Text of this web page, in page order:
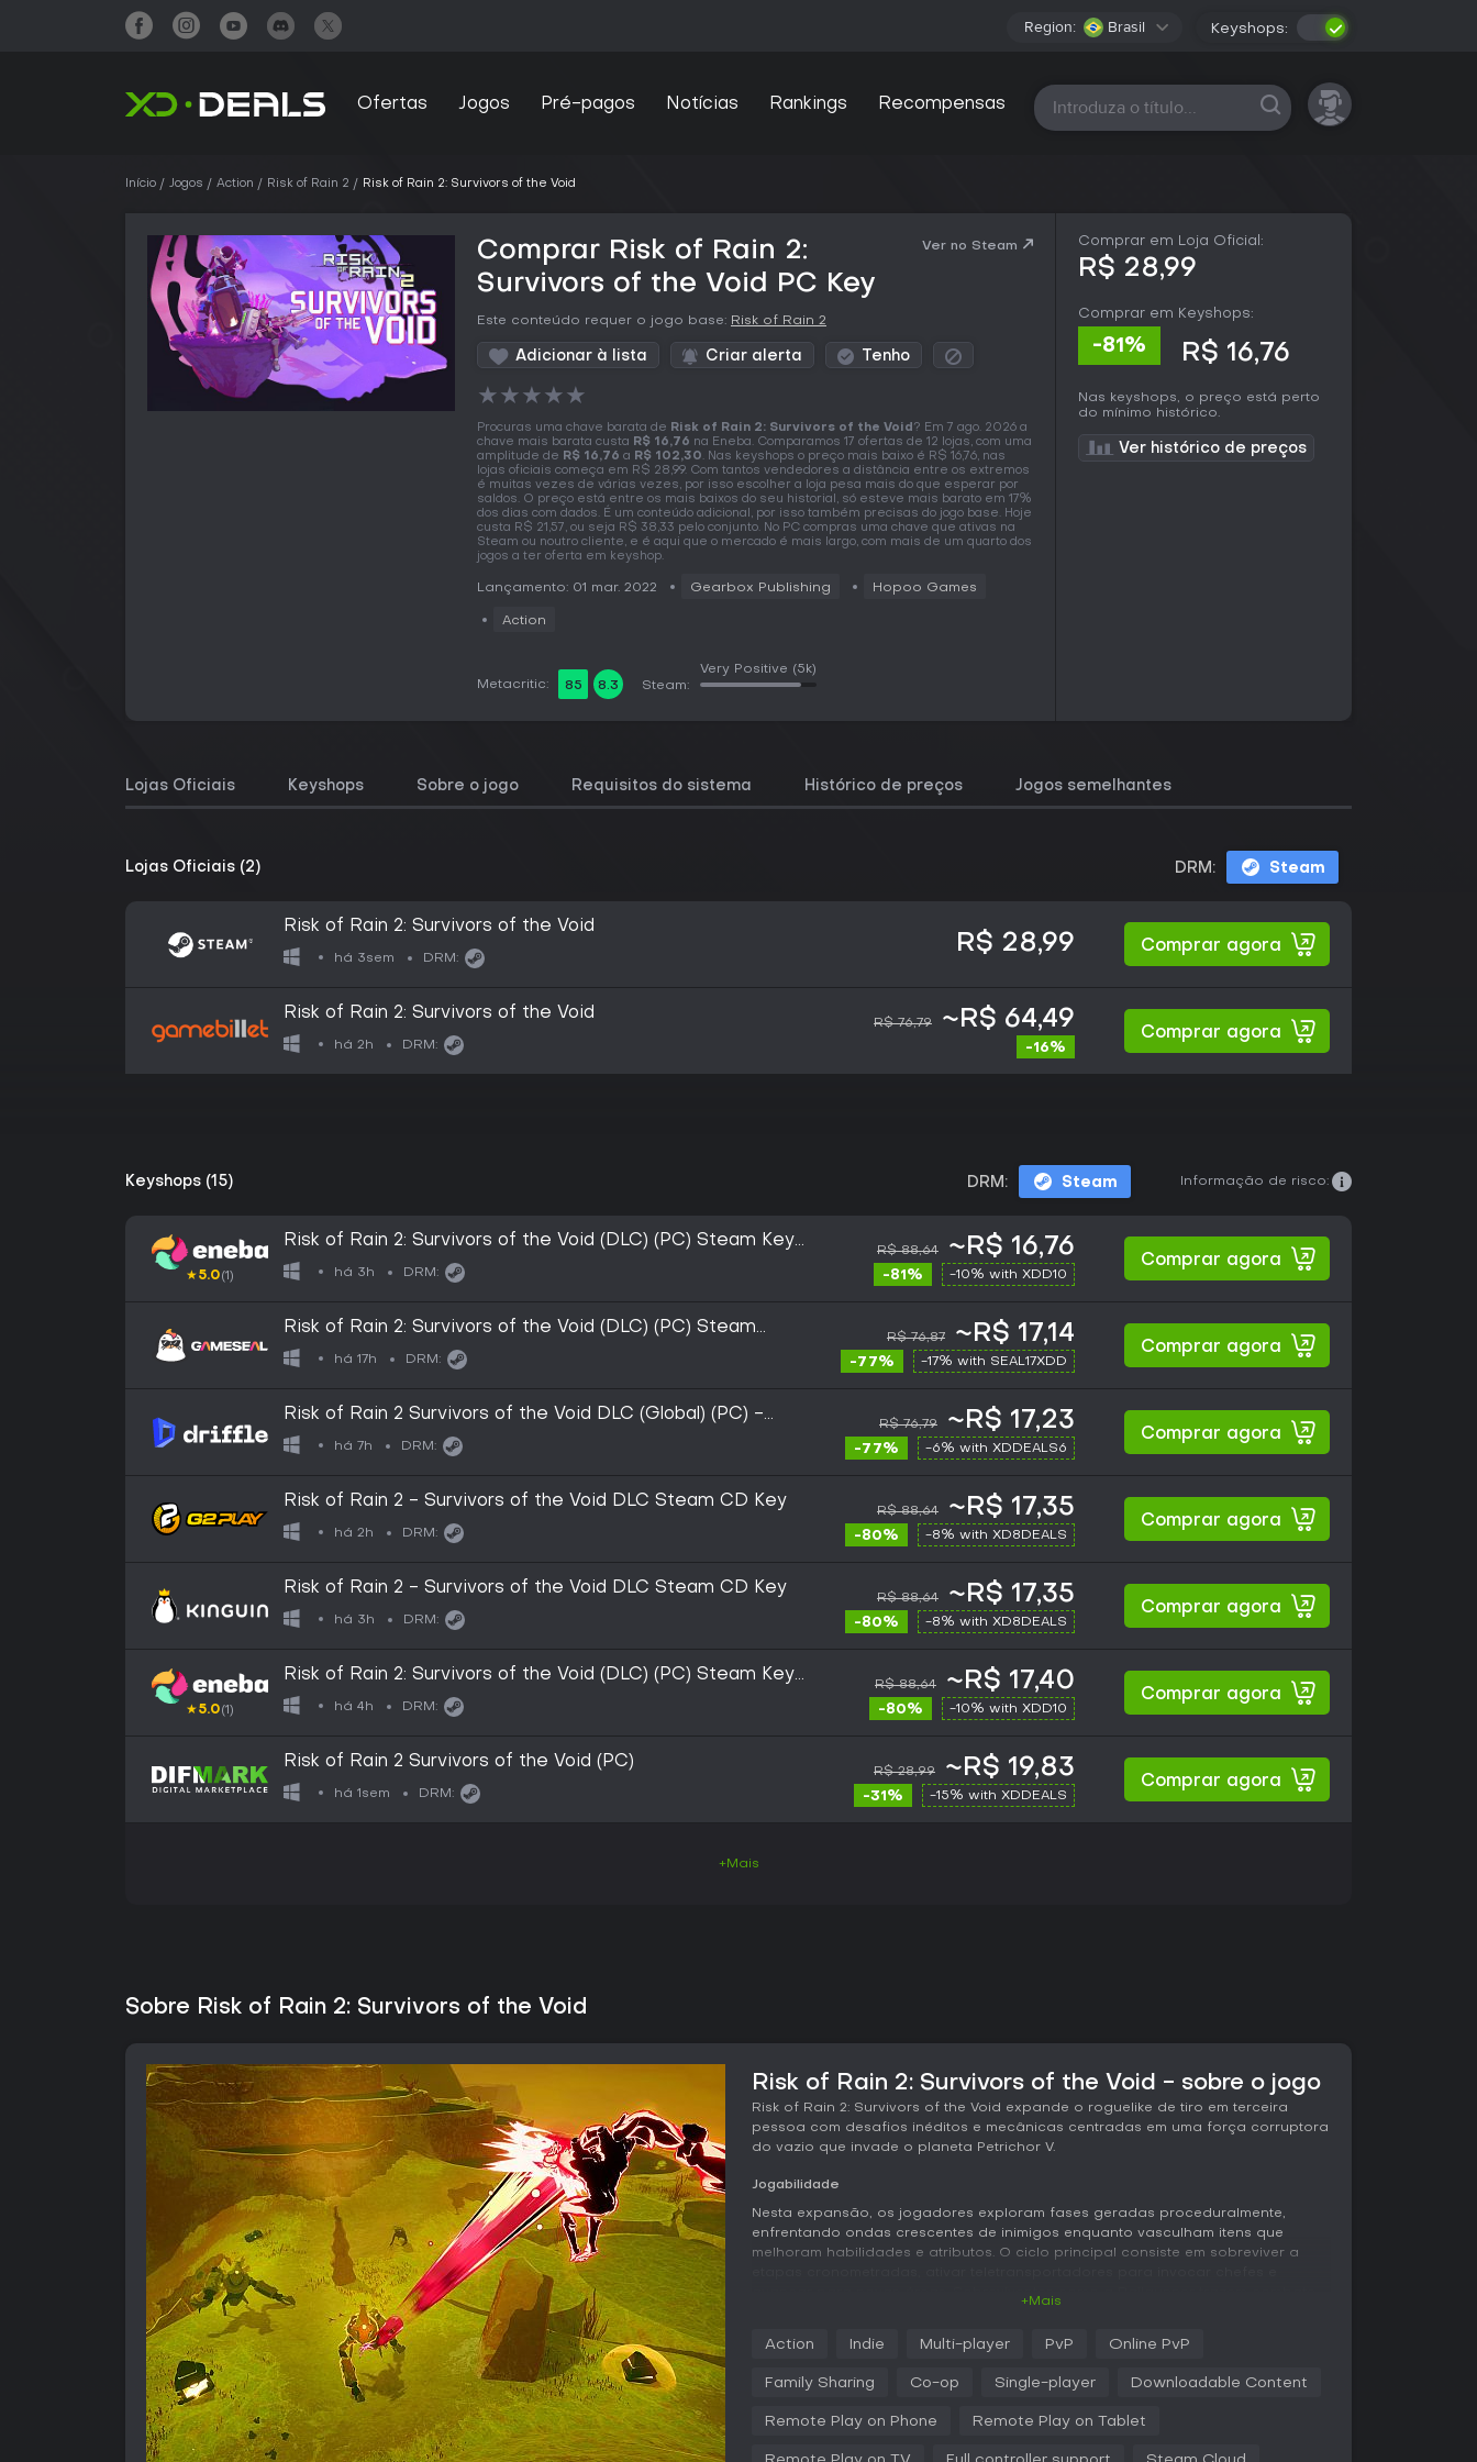
Region: Brasil Keyshops:
Ofertas Jogos Pré-pagos Notícias Rankings Recompensas Todas as plataformas
Início Jogos Action Risk of Rain 2 Risk of Rain 2: Survivors of the Void
Comprar Risk of Rain 2:
Survivors of the Void PC Key
Ver no Steam
Este conteúdo requer o jogo base: Risk of Rain 2
Adicionar à lista Criar alerta Tenho
★★★★★
Procuras uma chave barata de Risk of Rain 2: Survivors of the Void ? Em 7 ago. 2026 a
chave mais barata custa R$ 16,76 na Eneba. Comparamos 17 ofertas de 12 lojas, com uma
amplitude de R$ 16,76 a R$ 102,30. Nas keyshops o preço mais baixo é R$ 16,76, nas
lojas oficiais começa em R$ 28,99. Com tantos vendedores a distância entre os extremos
é muitas vezes de várias vezes, por isso escolher a loja pesa mais do que esperar por
saldos. O preço está entre os mais baixos do seu historial, só esteve mais barato em 17%
dos dias com dados. É um conteúdo adicional, por isso também precisas do jogo base. Hoje
custa R$ 21,57, ou seja R$ 38,33 pelo conjunto. No PC compras uma chave que ativas na
Steam ou noutro cliente, e é aqui que o mercado é mais largo, com mais de um quarto dos
jogos a ter oferta em keyshop.
Lançamento: 01 mar. 2022 Gearbox Publishing Hopoo Games
Action
Metacritic: 85 8.3 Steam:
Very Positive (5k)
Comprar em Loja Oficial:
R$ 28,99
Comprar em Keyshops:
-81% R$ 16,76
Nas keyshops, o preço está perto
do mínimo histórico.
Ver histórico de preços
Lojas Oficiais Keyshops Sobre o jogo Requisitos do sistema Histórico de preços Jogos semelhantes
Lojas Oficiais (2) DRM: Steam
Risk of Rain 2: Survivors of the Void
há 3sem DRM:
R$ 28,99 Comprar agora
Risk of Rain 2: Survivors of the Void
há 2h DRM:
R$ 76,79 ~R$ 64,49
-16%
Comprar agora
Keyshops (15) DRM: Steam Informação de risco:
★5.0(1)
Risk of Rain 2: Survivors of the Void (DLC) (PC) Steam Key
GLOBAL
há 3h DRM:
R$ 88,64 ~R$ 16,76
-81% -10% with XDD10
Comprar agora
Risk of Rain 2: Survivors of the Void (DLC) (PC) Steam
Key - GLOBAL
há 17h DRM:
R$ 76,87 ~R$ 17,14
-77% -17% with SEAL17XDD
Comprar agora
Risk of Rain 2 Survivors of the Void DLC (Global) (PC) -
Steam - Digital Key
há 7h DRM:
R$ 76,79 ~R$ 17,23
-77% -6% with XDDEALS6
Comprar agora
Risk of Rain 2 - Survivors of the Void DLC Steam CD Key
há 2h DRM:
R$ 88,64 ~R$ 17,35
-80% -8% with XD8DEALS
Comprar agora
Risk of Rain 2 - Survivors of the Void DLC Steam CD Key
há 3h DRM:
R$ 88,64 ~R$ 17,35
-80% -8% with XD8DEALS
Comprar agora
★5.0(1)
Risk of Rain 2: Survivors of the Void (DLC) (PC) Steam Key
LATAM
há 4h DRM:
R$ 88,64 ~R$ 17,40
-80% -10% with XDD10
Comprar agora
Risk of Rain 2 Survivors of the Void (PC)
há 1sem DRM:
R$ 28,99 ~R$ 19,83
-31% -15% with XDDEALS
Comprar agora
+Mais
Sobre Risk of Rain 2: Survivors of the Void
Risk of Rain 2: Survivors of the Void - sobre o jogo
Risk of Rain 2: Survivors of the Void expande o roguelike de tiro em terceira
pessoa com desafios inéditos e mecânicas centradas em uma força corruptora
do vazio que invade o planeta Petrichor V.
Jogabilidade
Nesta expansão, os jogadores exploram fases geradas proceduralmente,
enfrentando ondas crescentes de inimigos enquanto vasculham itens que
melhoram habilidades e atributos. O ciclo principal consiste em sobreviver a
no jogo, usa corrupção para turbinar ataques temporariamente, trocando
invertendo efeitos ou criando novos comportamentos - como um ukulele que
+Mais
Action Indie Multi-player PvP Online PvP
Family Sharing Co-op Single-player Downloadable Content
Remote Play on Phone Remote Play on Tablet